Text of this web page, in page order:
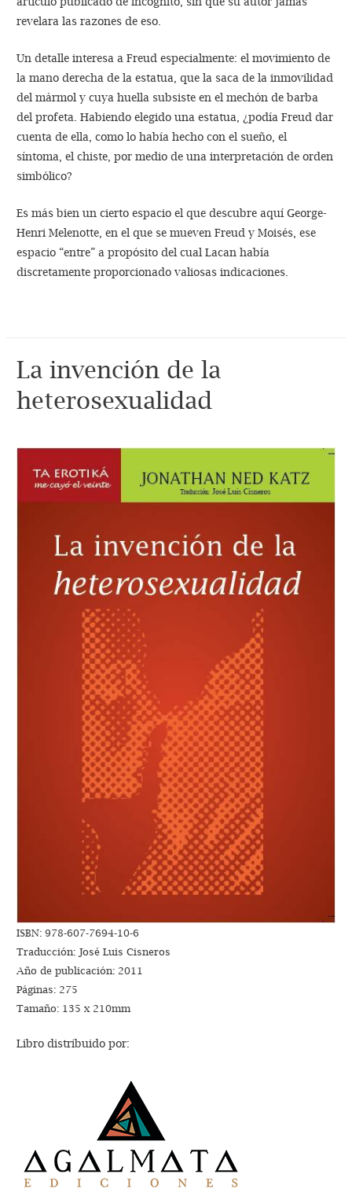
revelara las razones de eso.
Un detalle interesa a Freud especialmente: el movimiento de
la mano derecha de la estatua, que la saca de la inmovilidad
del mármol y cuya huella subsiste en el mechón de barba
del profeta. Habiendo elegido una estatua, ¿podía Freud dar
cuenta de ella, como lo había hecho con el sueño, el
síntoma, el chiste, por medio de una interpretación de orden
simbólico?
Es más bien un cierto espacio el que descubre aquí George-
Henri Melenotte, en el que se mueven Freud y Moisés, ese
espacio “entre” a propósito del cual Lacan había
discretamente proporcionado valiosas indicaciones.
La invención de la
heterosexualidad
ISBN: 978-607-7694-10-6
Traducción: José Luis Cisneros
Año de publicación: 2011
Páginas: 275
Tamaño: 135 x 210mm
Libro distribuido por: